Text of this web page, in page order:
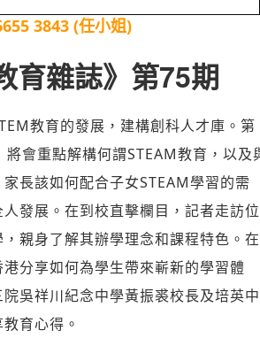
3843 (任小姐)
育雜誌》第75期
教育的發展，建構創科人才庫。第
會重點解構何謂STEAM教育，以及
長該如何配合子女STEAM學習的需
發展。在到校直擊欄目，記者走訪位
親身了解其辦學理念和課程特色。在
分享如何為學生帶來嶄新的學習體
吳祥川紀念中學黃振裘校長及培英中
育心得。